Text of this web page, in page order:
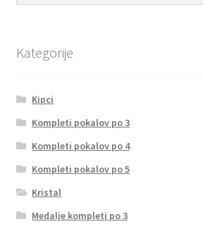
Kategorije
Kipci
Kompleti pokalov po 3
Kompleti pokalov po 4
Kompleti pokalov po 5
Kristal
Medalje kompleti po 3